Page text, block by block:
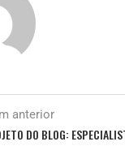
anterior
DO BLOG: